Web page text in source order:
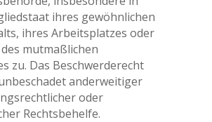
ihres gewöhnlichen
ihres Arbeitsplatzes oder
mutmaßlichen
zu. Das Beschwerderecht
anderweitiger
oder
Rechtsbehelfe.